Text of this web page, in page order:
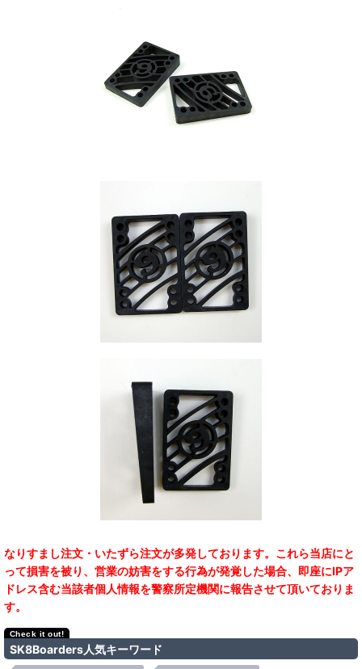
なりすまし注文・いたずら注文が多発しております。これら当店にと
って損害を被り、営業の妨害をする行為が発覚した場合、即座にIPア
ドレス含む当該者個人情報を警察所定機関に報告させて頂いておりま
す。
SK8Boarders人気キーワード